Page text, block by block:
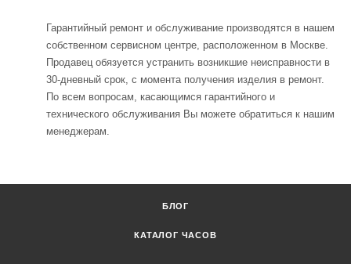
Гарантийный ремонт и обслуживание производятся в нашем
собственном сервисном центре, расположенном в Москве.
Продавец обязуется устранить возникшие неисправности в
30-дневный срок, с момента получения изделия в ремонт.
По всем вопросам, касающимся гарантийного и
технического обслуживания Вы можете обратиться к нашим
менеджерам.
БЛОГ
КАТАЛОГ ЧАСОВ